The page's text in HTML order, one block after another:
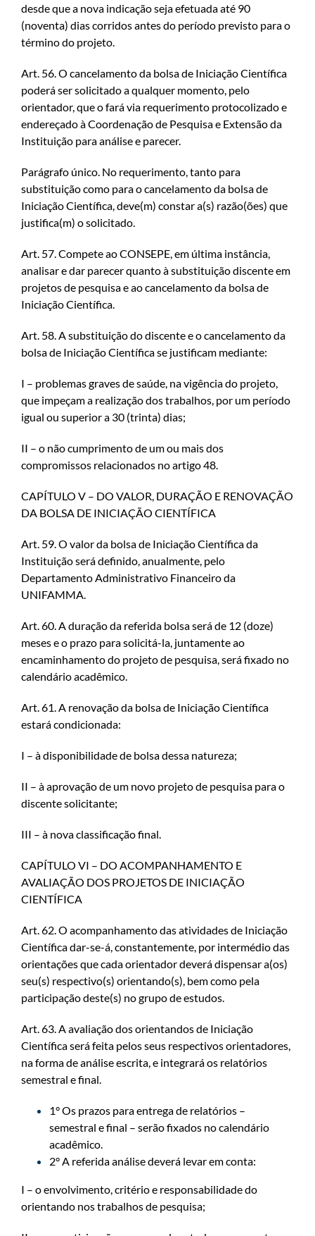
desde que a nova indicação seja efetuada até 90
(noventa) dias corridos antes do período previsto para o
término do projeto.
Art. 56. O cancelamento da bolsa de Iniciação Científica
poderá ser solicitado a qualquer momento, pelo
orientador, que o fará via requerimento protocolizado e
endereçado à Coordenação de Pesquisa e Extensão da
Instituição para análise e parecer.
Parágrafo único. No requerimento, tanto para
substituição como para o cancelamento da bolsa de
Iniciação Científica, deve(m) constar a(s) razão(ões) que
justifica(m) o solicitado.
Art. 57. Compete ao CONSEPE, em última instância,
analisar e dar parecer quanto à substituição discente em
projetos de pesquisa e ao cancelamento da bolsa de
Iniciação Científica.
Art. 58. A substituição do discente e o cancelamento da
bolsa de Iniciação Científica se justificam mediante:
I – problemas graves de saúde, na vigência do projeto,
que impeçam a realização dos trabalhos, por um período
igual ou superior a 30 (trinta) dias;
II – o não cumprimento de um ou mais dos
compromissos relacionados no artigo 48.
CAPÍTULO V – DO VALOR, DURAÇÃO E RENOVAÇÃO
DA BOLSA DE INICIAÇÃO CIENTÍFICA
Art. 59. O valor da bolsa de Iniciação Científica da
Instituição será definido, anualmente, pelo
Departamento Administrativo Financeiro da
UNIFAMMA.
Art. 60. A duração da referida bolsa será de 12 (doze)
meses e o prazo para solicitá-la, juntamente ao
encaminhamento do projeto de pesquisa, será fixado no
calendário acadêmico.
Art. 61. A renovação da bolsa de Iniciação Científica
estará condicionada:
I – à disponibilidade de bolsa dessa natureza;
II – à aprovação de um novo projeto de pesquisa para o
discente solicitante;
III – à nova classificação final.
CAPÍTULO VI – DO ACOMPANHAMENTO E
AVALIAÇÃO DOS PROJETOS DE INICIAÇÃO
CIENTÍFICA
Art. 62. O acompanhamento das atividades de Iniciação
Científica dar-se-á, constantemente, por intermédio das
orientações que cada orientador deverá dispensar a(os)
seu(s) respectivo(s) orientando(s), bem como pela
participação deste(s) no grupo de estudos.
Art. 63. A avaliação dos orientandos de Iniciação
Científica será feita pelos seus respectivos orientadores,
na forma de análise escrita, e integrará os relatórios
semestral e final.
1° Os prazos para entrega de relatórios –
semestral e final – serão fixados no calendário
acadêmico.
2° A referida análise deverá levar em conta:
I – o envolvimento, critério e responsabilidade do
orientando nos trabalhos de pesquisa;